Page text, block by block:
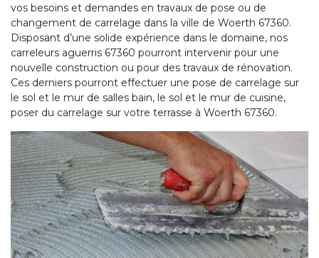
vos besoins et demandes en travaux de pose ou de
changement de carrelage dans la ville de Woerth 67360.
Disposant d’une solide expérience dans le domaine, nos
carreleurs aguerris 67360 pourront intervenir pour une
nouvelle construction ou pour des travaux de rénovation.
Ces derniers pourront effectuer une pose de carrelage sur
le sol et le mur de salles bain, le sol et le mur de cuisine,
poser du carrelage sur votre terrasse à Woerth 67360.